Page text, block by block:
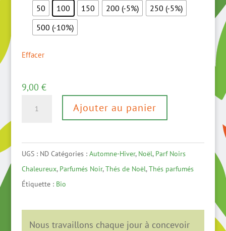
50 100 150 200 (-5%)
250 (-5%)
500 (-10%)
Effacer
9,00 €
BIO
thé
noir
Ajouter au panier
UGS : ND Catégories : Automne-Hiver, Noël, Parf Noirs
Chaleureux, Parfumés Noir,Thés de Noël,Thés parfumés
Étiquette : Bio
Nous travaillons chaque jour à concevoir